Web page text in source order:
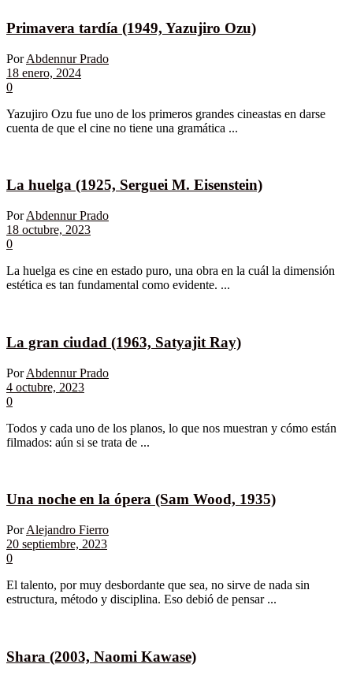
Primavera tardía (1949, Yazujiro Ozu)
Por Abdennur Prado
18 enero, 2024
0
Yazujiro Ozu fue uno de los primeros grandes cineastas en darse
cuenta de que el cine no tiene una gramática ...
La huelga (1925, Serguei M. Eisenstein)
Por Abdennur Prado
18 octubre, 2023
0
La huelga es cine en estado puro, una obra en la cuál la dimensión
estética es tan fundamental como evidente. ...
La gran ciudad (1963, Satyajit Ray)
Por Abdennur Prado
4 octubre, 2023
0
Todos y cada uno de los planos, lo que nos muestran y cómo están
filmados: aún si se trata de ...
Una noche en la ópera (Sam Wood, 1935)
Por Alejandro Fierro
20 septiembre, 2023
0
El talento, por muy desbordante que sea, no sirve de nada sin
estructura, método y disciplina. Eso debió de pensar ...
Shara (2003, Naomi Kawase)